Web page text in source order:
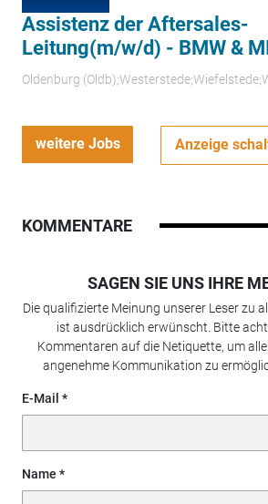
Assistenz der Aftersales-
Leitung(m/w/d) - BMW &
Oldenburg
weitere Jobs Anzeige
KOMMENTARE
SAGEN SIE UNS IHRE
Die qualifizierte Meinung unserer Leser zu
ist ausdrücklich erwünscht. Bitte
Kommentaren auf die Netiquette, um
angenehme Kommunikation zu
E-Mail
Name